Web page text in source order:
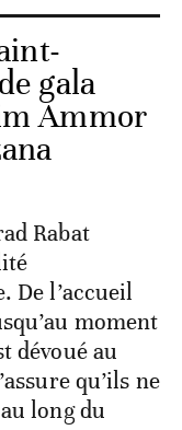
gala
Ammor
Rabat
De l’accueil
moment
dévoué au
qu’ils ne
long du